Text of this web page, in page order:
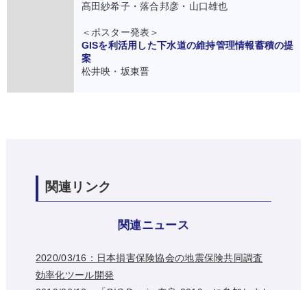
髙田紗希子・落合邦彦・山口雄也
＜ポスター発表＞
GISを利活用した下水道の維持管理情報蓄積の提
案
松井映・坂東晋
関連リンク
関連ニュース
2020/03/16：日本損害保険協会の地震保険共同調査
効率化ツール開発